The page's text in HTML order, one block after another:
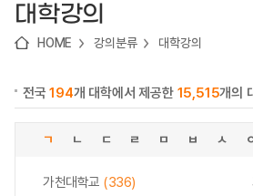
대학강의
HOME 강의분류 대학강의
전국194개 대학에서 제공한 15,515개의
ㄱ ㄴ ㄷ ㄹ ㅁ ㅂ ㅅ
가천대학교 (336)